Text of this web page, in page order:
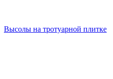
Высолы на тротуарной плитке